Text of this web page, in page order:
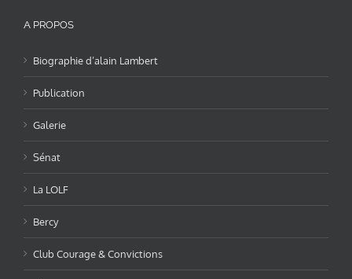
A PROPOS
Biographie d’alain Lambert
Publication
Galerie
Sénat
La LOLF
Bercy
Club Courage & Convictions